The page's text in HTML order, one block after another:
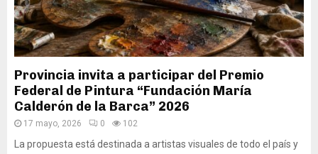
Provincia invita a participar del Premio
Federal de Pintura “Fundación María
Calderón de la Barca” 2026
17 mayo, 2026 0 102
La propuesta está destinada a artistas visuales de todo el país y